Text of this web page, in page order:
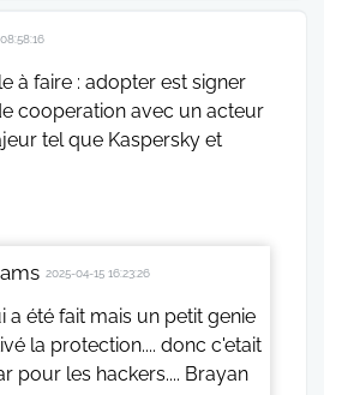
à faire : adopter est signer
cooperation avec un acteur
tel que Kaspersky et
2025-04-15 16:23:26
a été fait mais un petit genie
la protection.... donc c'etait
pour les hackers.... Brayan